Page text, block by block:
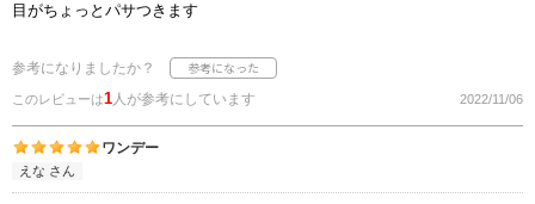
目がちょっとパサつきます
参考になりましたか？
このレビューは1人が参考にしています 2022/11/06
ワンデー
えな さん